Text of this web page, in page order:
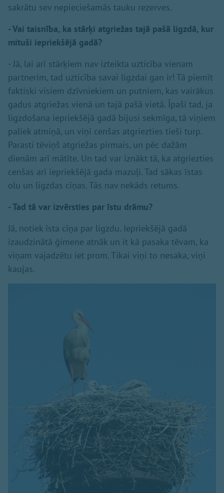
sakrātu sev nepieciešamās tauku rezerves.
- Vai taisnība, ka stārķi atgriežas tajā pašā ligzdā, kur
mituši iepriekšējā gadā?
- Jā, lai arī stārķiem nav izteikta uzticība vienam
partnerim, tad uzticība savai ligzdai gan ir! Tā piemīt
faktiski visiem dzīvniekiem un putniem, kas vairākus
gadus atgriežas vienā un tajā pašā vietā. Īpaši tad, ja
ligzdošana iepriekšējā gadā bijusi sekmīga, tā viņiem
paliek atmiņā, un viņi cenšas atgriezties tieši turp.
Parasti tēviņš atgriežas pirmais, un pēc dažām
dienām arī mātīte. Un tad var iznākt tā, ka atgriezties
cenšas arī iepriekšējā gada mazuļi. Tad sākas īstas
olu un ligzdas cīņas. Tās nav nekāds retums.
- Tad tā var izvērsties par īstu drāmu?
Jā, notiek īsta cīņa par ligzdu. Iepriekšējā gadā
izaudzinātā ģimene atnāk un it kā pasaka tēvam, ka
viņam vajadzētu iet prom. Tikai viņi to nesaka, viņi
kaujas.